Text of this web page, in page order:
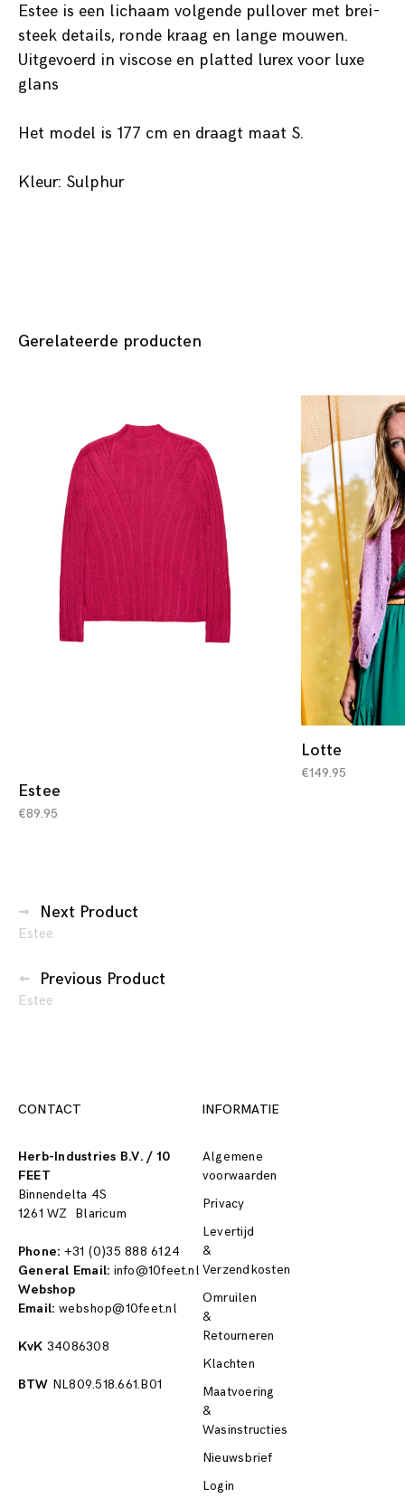
Estee is een lichaam volgende pullover met brei-
steek details, ronde kraag en lange mouwen.
Uitgevoerd in viscose en platted lurex voor luxe
glans
Het model is 177 cm en draagt maat S.
Kleur: Sulphur
Gerelateerde producten
Estee
€89.95
Lotte
€149.95
Berichtennavigatie
Next Product
Estee
Previous Product
Estee
CONTACT
Herb-Industries B.V. / 10
FEET
Binnendelta 4S
1261 WZ Blaricum
Phone: +31 (0)35 888 6124
General Email: info@10feet.nl
Webshop
Email: webshop@10feet.nl
KvK 34086308
BTW NL809.518.661.B01
INFORMATIE
Algemene
voorwaarden
Privacy
Levertijd
&
Verzendkosten
Omruilen
&
Retourneren
Klachten
Maatvoering
&
Wasinstructies
Nieuwsbrief
Login